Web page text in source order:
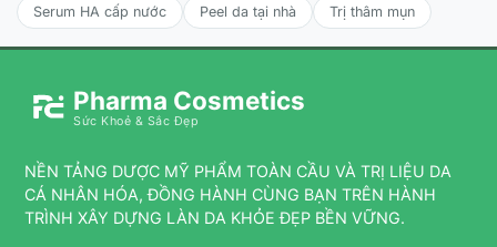
Serum HA cấp nước
Peel da tại nhà Trị thâm mụn
Pharma Cosmetics
Sức Khoẻ & Sắc Đẹp
NỀN TẢNG DƯỢC MỸ PHẨM TOÀN CẦU VÀ TRỊ LIỆU DA
CÁ NHÂN HÓA, ĐỒNG HÀNH CÙNG BẠN TRÊN HÀNH
TRÌNH XÂY DỰNG LÀN DA KHỎE ĐẸP BỀN VỮNG.